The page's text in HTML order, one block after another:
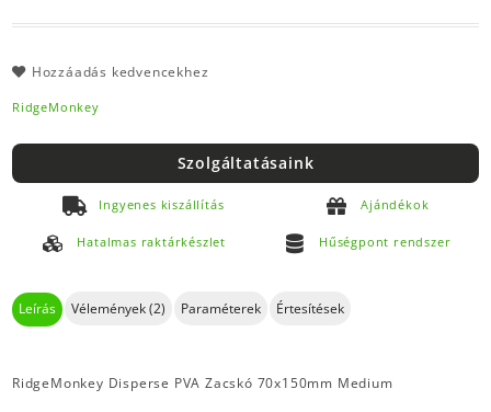
Hozzáadás kedvencekhez
RidgeMonkey
Szolgáltatásaink
Ingyenes kiszállítás Ajándékok
Hatalmas raktárkészlet Hűségpont rendszer
Leírás Vélemények (2) Paraméterek Értesítések
RidgeMonkey Disperse PVA Zacskó 70x150mm Medium